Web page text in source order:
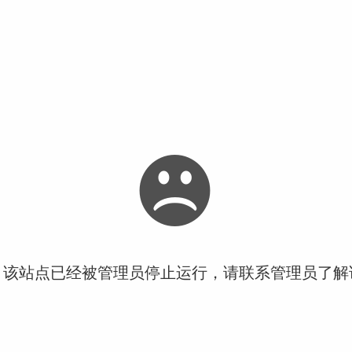
站点已经被管理员停止运行，请联系管理员了